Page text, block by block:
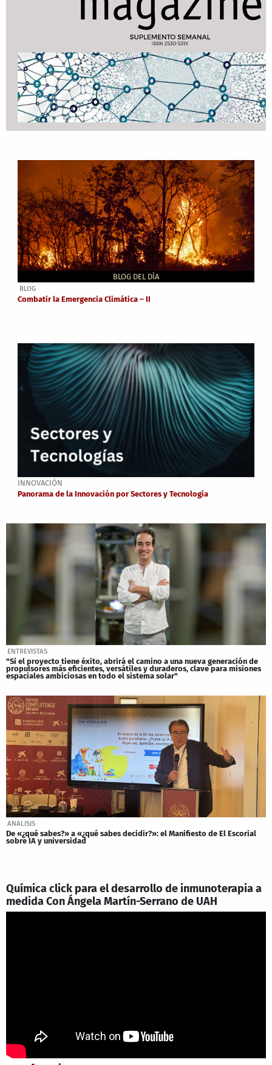
BLOG DEL DÍA
BLOG
Combatir la Emergencia Climática – II
INNOVACIÓN
Panorama de la Innovación por Sectores y Tecnología
ENTREVISTAS
"Si el proyecto tiene éxito, abrirá el camino a una nueva generación de
propulsores más eficientes, versátiles y duraderos, clave para misiones
espaciales ambiciosas en todo el sistema solar"
ANALISIS
De «¿qué sabes?» a «¿qué sabes decidir?»: el Manifiesto de El Escorial
sobre IA y universidad
Química click para el desarrollo de inmunoterapia a
medida Con Ángela Martín-Serrano de UAH